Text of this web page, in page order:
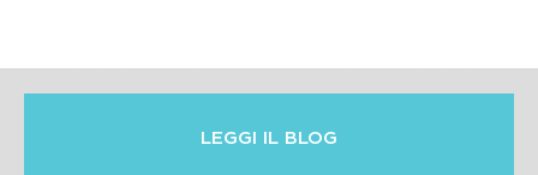
LEGGI IL BLOG